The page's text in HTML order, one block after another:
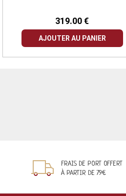
319.00 €
AJOUTER AU PANIER
FRAIS DE PORT OFFERT
À PARTIR DE 79€